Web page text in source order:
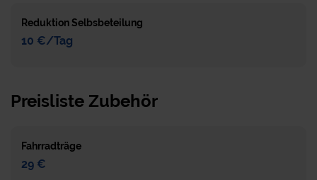
Reduktion Selbsbeteilung
10 €/Tag
Preisliste Zubehör
Fahrradträge
29 €